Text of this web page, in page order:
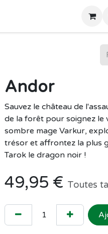
Andor
Sauvez le château de
de la forêt pour soignez le
sombre mage Varkur,
trésor et affrontez la plus
Tarok le dragon noir !
49,95 € Toutes